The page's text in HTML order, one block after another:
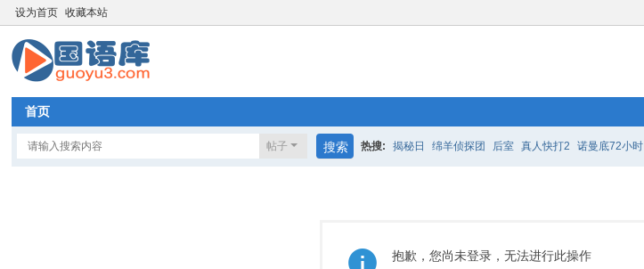
设为首页 收藏本站
首页
帖子 搜索 热搜: 揭秘日 绵羊侦探团 后室 真人快打2 诺曼底72小时
抱歉，您尚未登录，无法进行此操作